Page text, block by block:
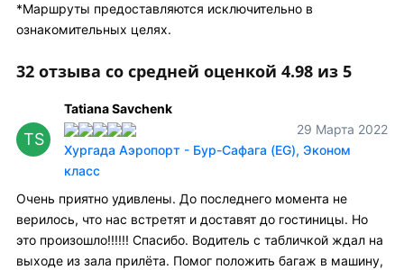
*Маршруты предоставляются исключительно в
ознакомительных целях.
32 отзыва со средней оценкой 4.98 из 5
TS
Tatiana Savchenk
29 Марта 2022
Хургада Аэропорт - Бур-Сафага (EG), Эконом
класс
Очень приятно удивлены. До последнего момента не
верилось, что нас встретят и доставят до гостиницы. Но
это произошло!!!!!! Спасибо. Водитель с табличкой ждал на
выходе из зала прилёта. Помог положить багаж в машину,